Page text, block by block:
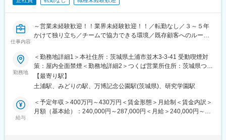
仕事内容
～営業未経験歓迎！！業界未経験歓迎！！／転勤なし／３～５年
かけて独り立ち／チームで協力できる環境／既存顧客へのルート
■概要
茨城県内の病院に対して、整形外科向けの医療機器の営業を担当
していただきます。手術の立ち合いやノルマはなく、すでにお取
引のあるお客様と関係構築をしながら医療現場の困りごとを解決
頂くお仕事です。新規営業や緊急呼び出しもほとんどございませ
ん。
勤務地
＜勤務地詳細1＞本社住所：茨城県土浦市並木3-3-41 受動喫煙対
策：屋内全面禁煙＜勤務地詳細2＞つくば営業所住所：茨城県つく
ば市上横場2272-39 受動喫煙対策：屋内全面禁煙変更の範囲：会
社の定める事業所
【最寄り駅】
土浦駅、みどりの駅、万博記念公園駅(茨城県)、研究学園駅
給与
＜予定年収＞400万円～430万円＜賃金形態＞月給制＜賃金内訳＞
月額（基本給）：240,000円～287,000円＜月給＞240,000円～